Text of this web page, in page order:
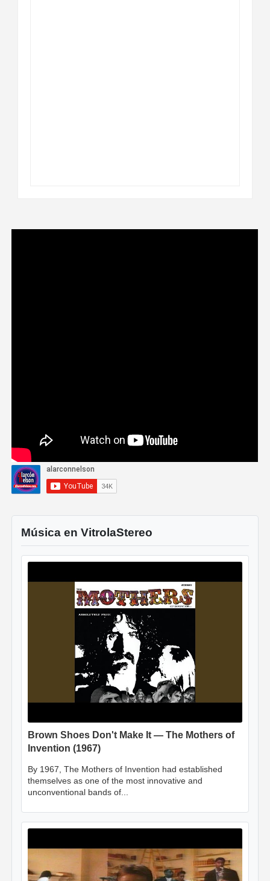
Música en VitrolaStereo
Brown Shoes Don't Make It — The Mothers of
Invention (1967)
By 1967, The Mothers of Invention had established
themselves as one of the most innovative and
unconventional bands of...